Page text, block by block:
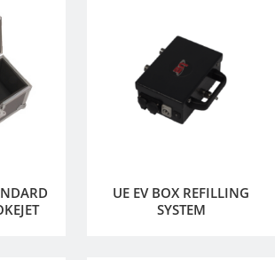
UE EV BOX REFILLING
SYSTEM